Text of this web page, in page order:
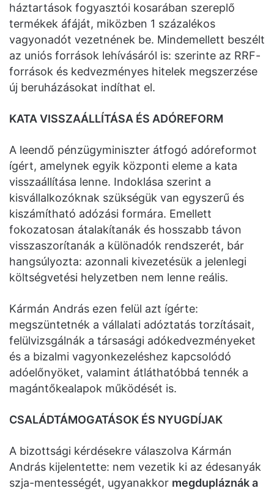
háztartások fogyasztói kosarában szereplő
termékek áfáját, miközben 1 százalékos
vagyonadót vezetnének be. Mindemellett beszélt
az uniós források lehívásáról is: szerinte az RRF-
források és kedvezményes hitelek megszerzése
új beruházásokat indíthat el.
KATA VISSZAÁLLÍTÁSA ÉS ADÓREFORM
A leendő pénzügyminiszter átfogó adóreformot
ígért, amelynek egyik központi eleme a kata
visszaállítása lenne. Indoklása szerint a
kisvállalkozóknak szükségük van egyszerű és
kiszámítható adózási formára. Emellett
fokozatosan átalakítanák és hosszabb távon
visszaszorítanák a különadók rendszerét, bár
hangsúlyozta: azonnali kivezetésük a jelenlegi
költségvetési helyzetben nem lenne reális.
Kármán András ezen felül azt ígérte:
megszüntetnék a vállalati adóztatás torzításait,
felülvizsgálnák a társasági adókedvezményeket
és a bizalmi vagyonkezeléshez kapcsolódó
adóelőnyöket, valamint átláthatóbbá tennék a
magántőkealapok működését is.
CSALÁDTÁMOGATÁSOK ÉS NYUGDÍJAK
A bizottsági kérdésekre válaszolva Kármán
András kijelentette: nem vezetik ki az édesanyák
szja-mentességét, ugyanakkor megdupláznák a